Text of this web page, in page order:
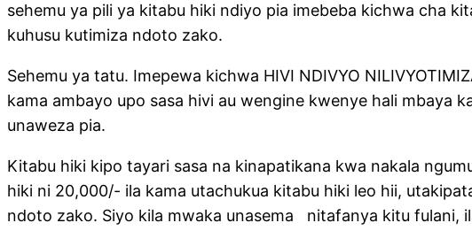
sehemu ya pili ya kitabu hiki ndiyo pia imebeba kichwa cha
kuhusu kutimiza ndoto zako.
Sehemu ya tatu. Imepewa kichwa HIVI NDIVYO
kama ambayo upo sasa hivi au wengine kwenye hali mbaya
unaweza pia.
Kitabu hiki kipo tayari sasa na kinapatikana kwa nakala
hiki ni 20,000/- ila kama utachukua kitabu hiki leo hii,
ndoto zako. Siyo kila mwaka unasema nitafanya kitu fulani,